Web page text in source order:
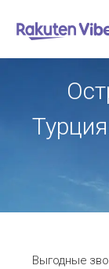
Выгодные